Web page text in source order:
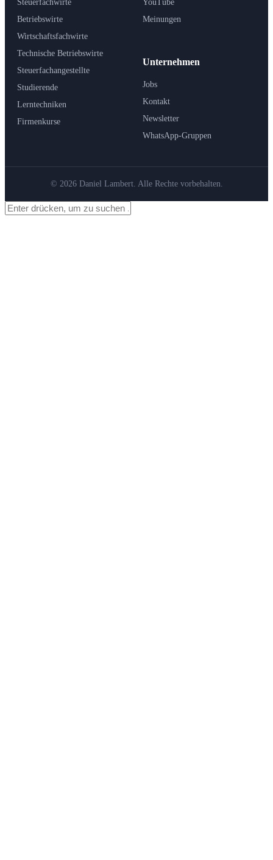
Steuerfachwirte
Betriebswirte
Wirtschaftsfachwirte
Technische Betriebswirte
Steuerfachangestellte
Studierende
Lerntechniken
Firmenkurse
YouTube
Meinungen
Unternehmen
Jobs
Kontakt
Newsletter
WhatsApp-Gruppen
© 2026 Daniel Lambert. Alle Rechte vorbehalten.